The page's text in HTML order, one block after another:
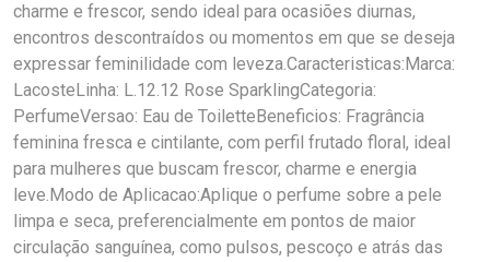
charme e frescor, sendo ideal para ocasiões diurnas,
encontros descontraídos ou momentos em que se deseja
expressar feminilidade com leveza.Caracteristicas:Marca:
LacosteLinha: L.12.12 Rose SparklingCategoria:
PerfumeVersao: Eau de ToiletteBeneficios: Fragrância
feminina fresca e cintilante, com perfil frutado floral, ideal
para mulheres que buscam frescor, charme e energia
leve.Modo de Aplicacao:Aplique o perfume sobre a pele
limpa e seca, preferencialmente em pontos de maior
circulação sanguínea, como pulsos, pescoço e atrás das